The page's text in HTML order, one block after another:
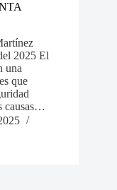
2025 El
una
que
causas…